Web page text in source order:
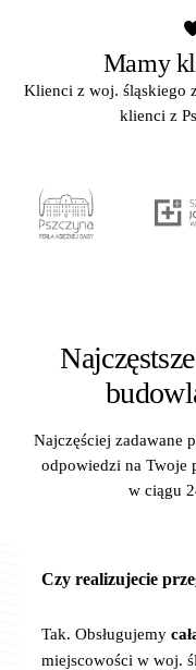
Mamy
Klienci z woj. śląskiego
klienci z
Najczęściej zadawane
odpowiedzi na Twoje
w ciągu
Czy realizujecie
Tak. Obsługujemy
miejscowości w woj.